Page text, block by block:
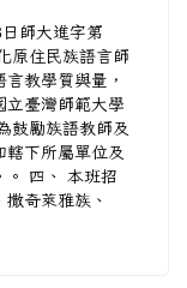
師大進字第
原住民族語言師
教學質與量，
立臺灣師範大學
鼓勵族語教師及
轄下所屬單位及
。 四、 本班招
奇萊雅族、